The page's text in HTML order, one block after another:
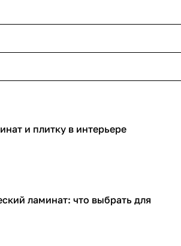
и плитку в интерьере
ламинат: что выбрать для